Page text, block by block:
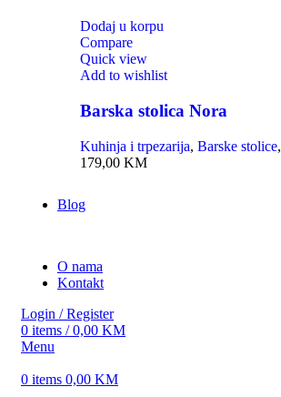
Dodaj u korpu
Compare
Quick view
Add to wishlist
Barska stolica Nora
Kuhinja i trpezarija, Barske stolice,
179,00 KM
Blog
O nama
Kontakt
Login / Register
0 items / 0,00 KM
Menu
0 items 0,00 KM